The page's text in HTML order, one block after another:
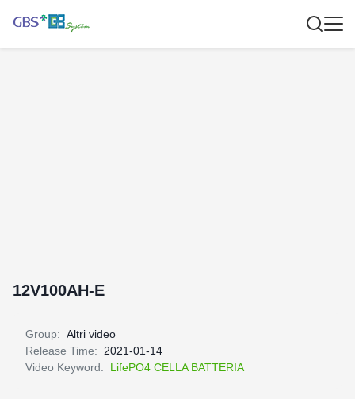
12V100AH-E
Group: Altri video
Release Time:
2021-01-14
Video Keyword:
LifePO4 CELLA BATTERIA